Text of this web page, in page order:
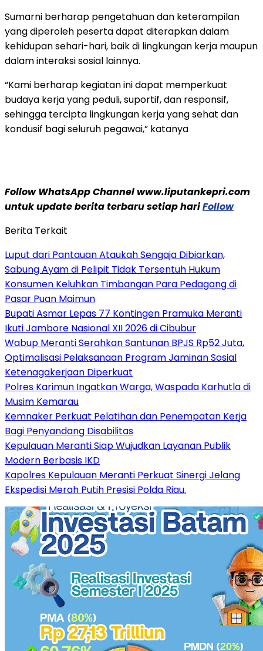
Sumarni berharap pengetahuan dan keterampilan
yang diperoleh peserta dapat diterapkan dalam
kehidupan sehari-hari, baik di lingkungan kerja maupun
dalam interaksi sosial lainnya.
“Kami berharap kegiatan ini dapat memperkuat
budaya kerja yang peduli, suportif, dan responsif,
sehingga tercipta lingkungan kerja yang sehat dan
kondusif bagi seluruh pegawai,” katanya
Follow WhatsApp Channel www.liputankepri.com
untuk update berita terbaru setiap hariFollow
Berita Terkait
Luput dari Pantauan Ataukah Sengaja Dibiarkan,
Sabung Ayam di Pelipit Tidak Tersentuh Hukum
Konsumen Keluhkan Timbangan Para Pedagang di
Pasar Puan Maimun
Bupati Asmar Lepas 77 Kontingen Pramuka Meranti
Ikuti Jambore Nasional XII 2026 di Cibubur
Wabup Meranti Serahkan Santunan BPJS Rp52 Juta,
Optimalisasi Pelaksanaan Program Jaminan Sosial
Ketenagakerjaan Diperkuat
Polres Karimun Ingatkan Warga, Waspada Karhutla di
Musim Kemarau
Kemnaker Perkuat Pelatihan dan Penempatan Kerja
Bagi Penyandang Disabilitas
Kepulauan Meranti Siap Wujudkan Layanan Publik
Modern Berbasis IKD
Kapolres Kepulauan Meranti Perkuat Sinergi Jelang
Ekspedisi Merah Putih Presisi Polda Riau.